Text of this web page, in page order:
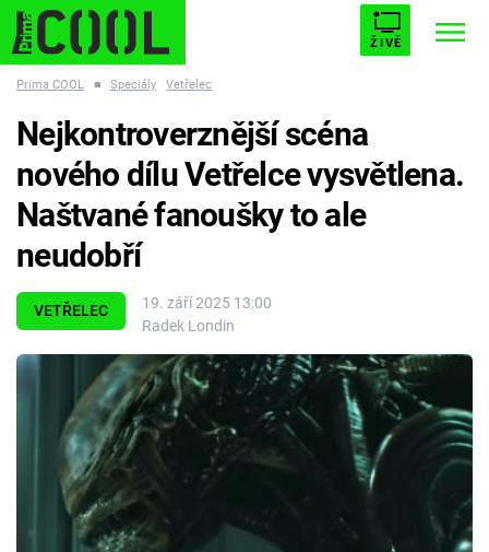
ŽIVĚ
ESCAPE PLNEJ KOTEL AVENGERS 5
Témata
Filmy
Seriály
Hry
Cool Esport
Prima COOL ■ Speciály Vetřelec
VETŘELEC
19. září 2025 13:00
Radek Londin
Nejkontroverznější scéna
nového dílu Vetřelce vysvětlena.
Naštvané fanoušky to ale
neudobří